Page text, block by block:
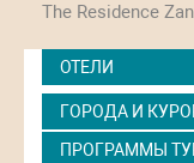
The Residence
ОТЕЛИ
ГОРОДА И
ПРОГРАММЫ